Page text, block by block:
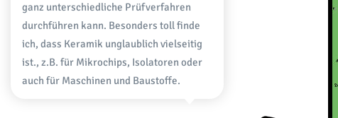
ganz unterschiedliche Prüfverfahren
durchführen kann. Besonders toll finde
ich, dass Keramik unglaublich vielseitig
ist., z.B. für Mikrochips, Isolatoren oder
auch für Maschinen und Baustoffe.